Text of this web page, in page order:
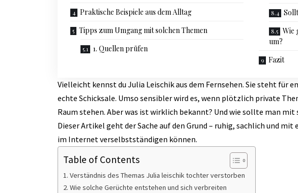
Praktische Beispiele aus dem Alltag
Tipps zum Umgang mit solchen Themen
1. Quellen prüfen
Wie
um?
Fazit
Vielleicht kennst du Julia Leischik aus dem Fernsehen. Sie steht für
echte Schicksale. Umso sensibler wird es, wenn plötzlich private
Raum stehen. Aber was ist wirklich bekannt? Und wie sollte man
Dieser Artikel geht der Sache auf den Grund – ruhig, sachlich und
im Internet verselbstständigen können.
Table of Contents
Verständnis des Themas Julia leischik tochter verstorben
Wie solche Gerüchte entstehen und sich verbreiten